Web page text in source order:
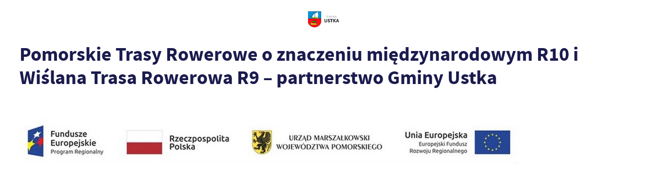
Pomorskie Trasy Rowerowe o znaczeniu międzynarodowym R10 i
Wiślana Trasa Rowerowa R9 – partnerstwo Gminy Ustka